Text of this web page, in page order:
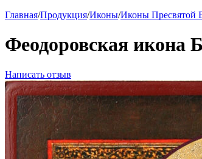
Главная/Продукция/Иконы/Иконы Пресвятой
Феодоровская
Написать отзыв